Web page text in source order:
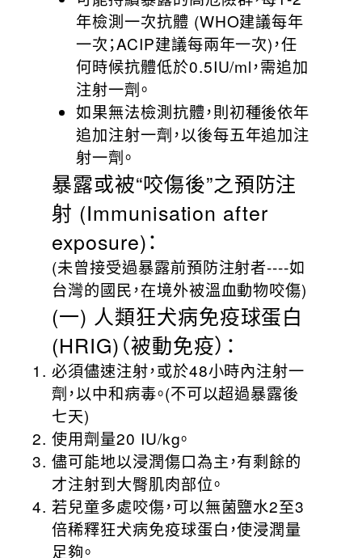
年檢測一次抗體 (WHO建議每年
一次；ACIP建議每兩年一次)，任
何時候抗體低於0.5IU/ml，需追加
注射一劑。
如果無法檢測抗體，則初種後依年
追加注射一劑，以後每五年追加注
射一劑。
暴露或被“咬傷後”之預防注
射 (Immunisation after
exposure)：
(未曾接受過暴露前預防注射者----如
台灣的國民，在境外被溫血動物咬傷)
(一) 人類狂犬病免疫球蛋白
(HRIG)（被動免疫）：
必須儘速注射，或於48小時內注射一
劑，以中和病毒。(不可以超過暴露後
七天)
使用劑量20 IU/kg。
儘可能地以浸潤傷口為主，有剩餘的
才注射到大臀肌肉部位。
若兒童多處咬傷，可以無菌鹽水2至3
倍稀釋狂犬病免疫球蛋白，使浸潤量
足夠。